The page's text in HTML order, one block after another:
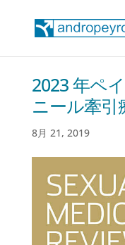
2023 年ペ
ニール牽引
8月 21, 2019